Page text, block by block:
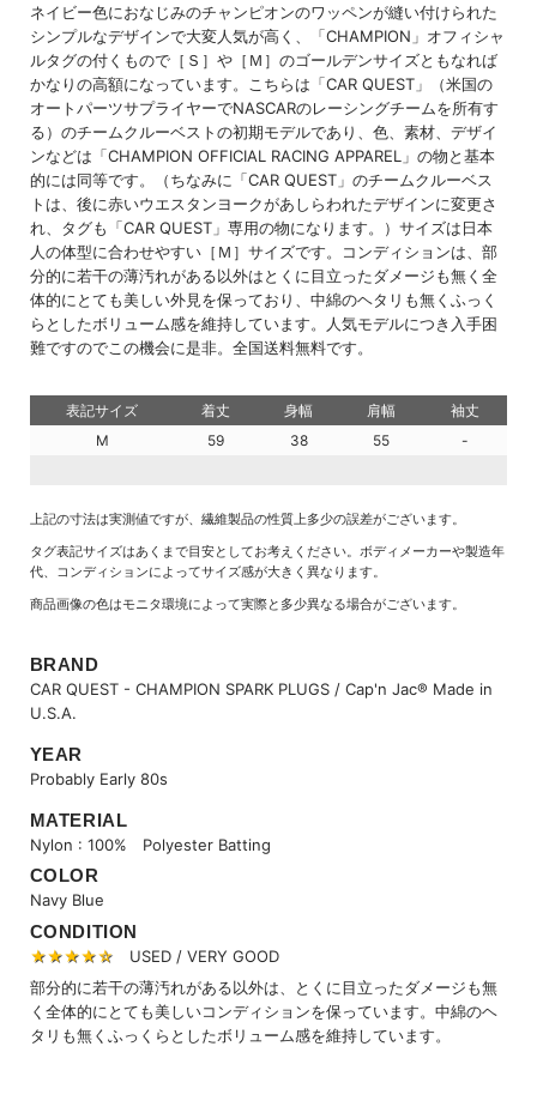
ネイビー色におなじみのチャンピオンのワッペンが縫い付けられた
シンプルなデザインで大変人気が高く、「CHAMPION」オフィシャ
ルタグの付くもので［Ｓ］や［Ｍ］のゴールデンサイズともなれば
かなりの高額になっています。こちらは「CAR QUEST」（米国の
オートパーツサプライヤーでNASCARのレーシングチームを所有す
る）のチームクルーベストの初期モデルであり、色、素材、デザイ
ンなどは「CHAMPION OFFICIAL RACING APPAREL」の物と基本
的には同等です。（ちなみに「CAR QUEST」のチームクルーベス
トは、後に赤いウエスタンヨークがあしらわれたデザインに変更さ
れ、タグも「CAR QUEST」専用の物になります。）サイズは日本
人の体型に合わせやすい［Ｍ］サイズです。コンディションは、部
分的に若干の薄汚れがある以外はとくに目立ったダメージも無く全
体的にとても美しい外見を保っており、中綿のヘタリも無くふっく
らとしたボリューム感を維持しています。人気モデルにつき入手困
難ですのでこの機会に是非。全国送料無料です。
表記サイズ 着丈 身幅 肩幅
袖丈
M
59 38 55 -
上記の寸法は実測値ですが、繊維製品の性質上多少の誤差がございます。
タグ表記サイズはあくまで目安としてお考えください。ボディメーカーや製造年
代、コンディションによってサイズ感が大きく異なります。
商品画像の色はモニタ環境によって実際と多少異なる場合がございます。
BRAND
CAR QUEST - CHAMPION SPARK PLUGS / Cap'n Jac® Made in
U.S.A.
YEAR
Probably Early 80s
MATERIAL
Nylon : 100% Polyester Batting
COLOR
Navy Blue
CONDITION
★★★★☆
USED / VERY GOOD
部分的に若干の薄汚れがある以外は、とくに目立ったダメージも無
く全体的にとても美しいコンディションを保っています。中綿のヘ
タリも無くふっくらとしたボリューム感を維持しています。